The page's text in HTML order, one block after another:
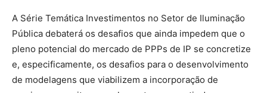
A Série Temática Investimentos no Setor de Iluminação
Pública debaterá os desafios que ainda impedem que o
pleno potencial do mercado de PPPs de IP se concretize
e, especificamente, os desafios para o desenvolvimento
de modelagens que viabilizem a incorporação de